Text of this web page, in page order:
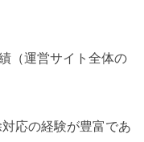
（運営サイト全体の
応の経験が豊富であ